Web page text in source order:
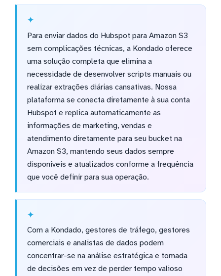
Para enviar dados do Hubspot para Amazon S3
sem complicações técnicas, a Kondado oferece
uma solução completa que elimina a
necessidade de desenvolver scripts manuais ou
realizar extrações diárias cansativas. Nossa
plataforma se conecta diretamente à sua conta
Hubspot e replica automaticamente as
informações de marketing, vendas e
atendimento diretamente para seu bucket na
Amazon S3, mantendo seus dados sempre
disponíveis e atualizados conforme a frequência
que você definir para sua operação.
Com a Kondado, gestores de tráfego, gestores
comerciais e analistas de dados podem
concentrar-se na análise estratégica e tomada
de decisões em vez de perder tempo valioso